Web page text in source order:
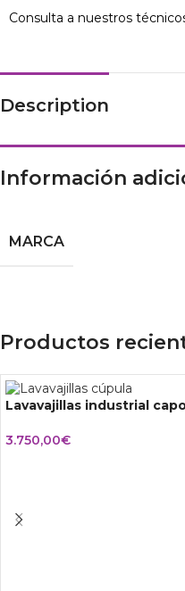
Consulta a nuestros
Description
Información
MARCA
Productos
Lavavajillas industrial
3.750,00€